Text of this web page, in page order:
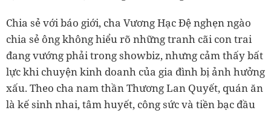
Chia sẻ với báo giới, cha Vương Hạc Đệ nghẹn ngào
chia sẻ ông không hiểu rõ những tranh cãi con trai
đang vướng phải trong showbiz, nhưng cảm thấy bất
lực khi chuyện kinh doanh của gia đình bị ảnh hưởng
xấu. Theo cha nam thần Thương Lan Quyết, quán ăn
là kế sinh nhai, tâm huyết, công sức và tiền bạc đầu